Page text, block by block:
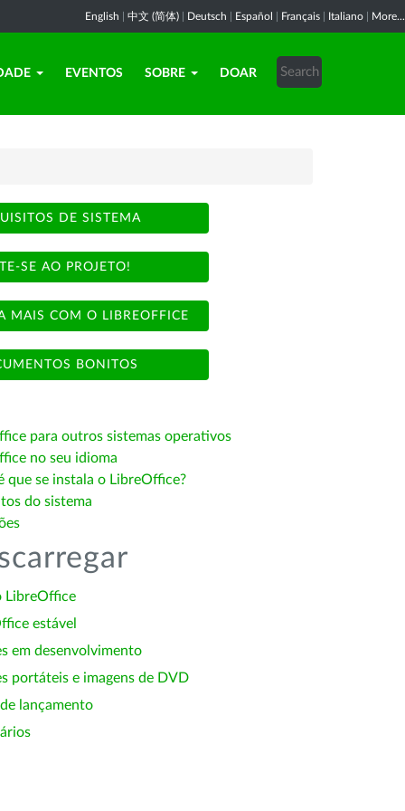
English 中文 (简体) Deutsch Español Français Italiano More...
EVENTOS SOBRE DOAR
DE SISTEMA
SE AO PROJETO!
MAIS COM O LIBREOFFICE
BONITOS
para outros sistemas operativos
no seu idioma
que se instala o LibreOffice?
do sistema
LibreOffice
estável
em desenvolvimento
portáteis e imagens de DVD
lançamento